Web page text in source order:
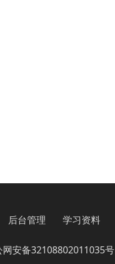
后台管理 学习资料
网安备32108802011035号